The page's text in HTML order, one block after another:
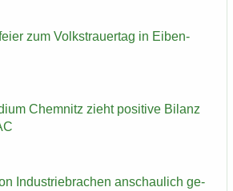
zum Volks­trau­er­tag in Ei­ben­
Chem­nitz zieht po­si­ti­ve Bi­lanz
In­dus­trie­bra­chen an­schau­lich ge­